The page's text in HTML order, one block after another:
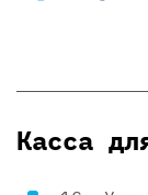
Касса